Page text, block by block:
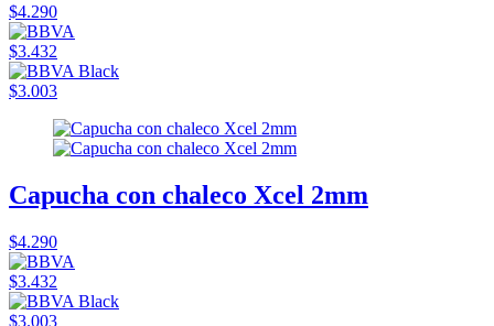
$4.290
$3.432
$3.003
Capucha con chaleco Xcel 2mm
$4.290
$3.432
$3.003